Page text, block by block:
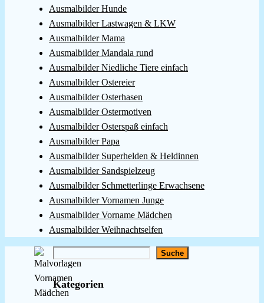
Ausmalbilder Hunde
Ausmalbilder Lastwagen & LKW
Ausmalbilder Mama
Ausmalbilder Mandala rund
Ausmalbilder Niedliche Tiere einfach
Ausmalbilder Ostereier
Ausmalbilder Osterhasen
Ausmalbilder Ostermotiven
Ausmalbilder Osterspaß einfach
Ausmalbilder Papa
Ausmalbilder Superhelden & Heldinnen
Ausmalbilder Sandspielzeug
Ausmalbilder Schmetterlinge Erwachsene
Ausmalbilder Vornamen Junge
Ausmalbilder Vorname Mädchen
Ausmalbilder Weihnachtselfen
Suche
Kategorien